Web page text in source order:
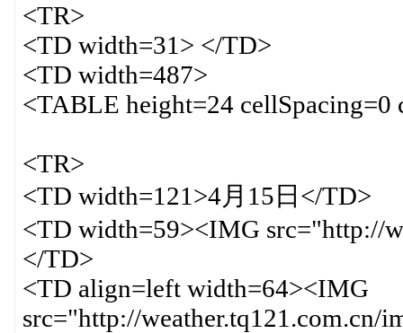
<TR>
<TD width=31> </TD>
<TD width=487>
<TABLE height=24
<TR>
<TD width=121>4月15日</TD>
<TD width=59><IMG src="http://
</TD>
<TD align=left width=64><IMG
src="http://weather.tq121.com.cn/